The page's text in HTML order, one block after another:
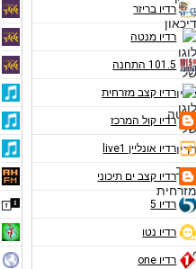
רדיו בריזר
רדיו מנטה
101.5 התחנה
רדיו קצב מזרחית
רדיו קול המרכז
רדיו אונליין live1
רדיו קצב ים תיכוני
רדיו 5
רדיו נטו
רדיו one